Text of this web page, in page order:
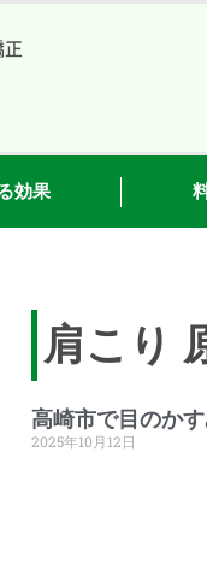
効果
肩こり
高崎市で目のか
2025年10月12日